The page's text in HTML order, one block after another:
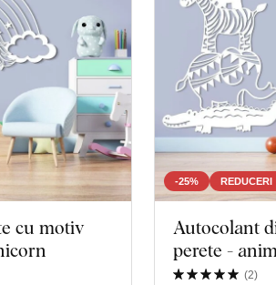
Film
cu motiv
-25% REDUCERI
Autocolant
perete -
(2)